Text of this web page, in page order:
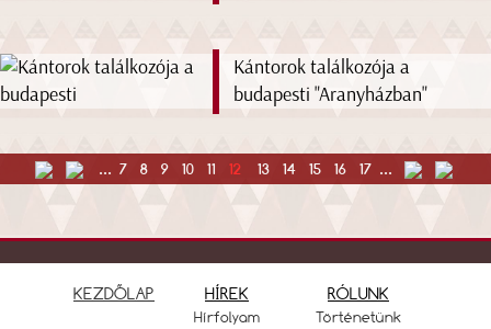
Kántorok találkozója a
budapesti "Aranyházban"
... 7 8 9 10 11 12 13 14 15 16 17 ...
KEZDŐLAP HÍREK
Hírfolyam
RÓLUNK
Történetünk